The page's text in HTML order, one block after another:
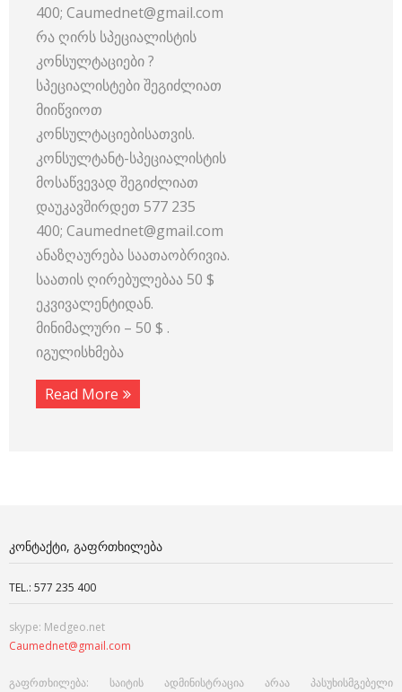
400; Caumednet@gmail.com
რა ღირს სპეციალისტის
კონსულტაციები ?
სპეციალისტები შეგიძლიათ
მიიწვიოთ
კონსულტაციებისათვის.
კონსულტანტ-სპეციალისტის
მოსაწვევად შეგიძლიათ
დაუკავშირდეთ 577 235
400; Caumednet@gmail.com
ანაზღაურება საათაობრივია.
საათის ღირებულებაა 50 $
ეკვივალენტიდან.
მინიმალური – 50 $ .
იგულისხმება
Read More
ᲙᲝᲜᲢᲐᲥᲢᲘ, ᲒᲐᲤᲠᲗᲮᲘᲚᲔᲑᲐ
TEL.: 577 235 400
skype: Medgeo.net
Caumednet@gmail.com
გაფრთხილება: საიტის ადმინისტრაცია არაა პასუხისმგებელი